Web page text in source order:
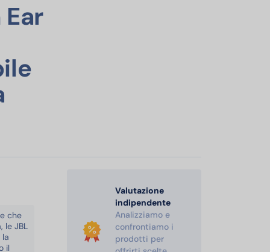
che
le JBL
il
Valutazione
indipendente
Analizziamo e
confrontiamo i
prodotti per